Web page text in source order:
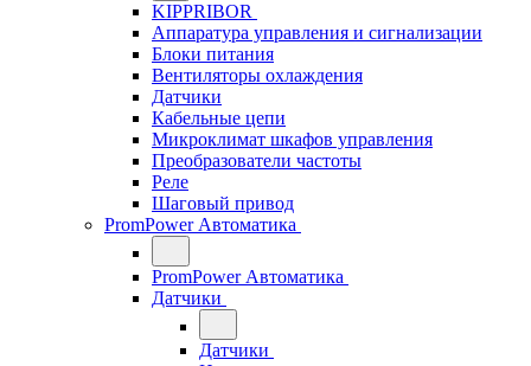
KIPPRIBOR
Аппаратура управления и сигнализации
Блоки питания
Вентиляторы охлаждения
Датчики
Кабельные цепи
Микроклимат шкафов управления
Преобразователи частоты
Реле
Шаговый привод
PromPower Автоматика
PromPower Автоматика
Датчики
Датчики